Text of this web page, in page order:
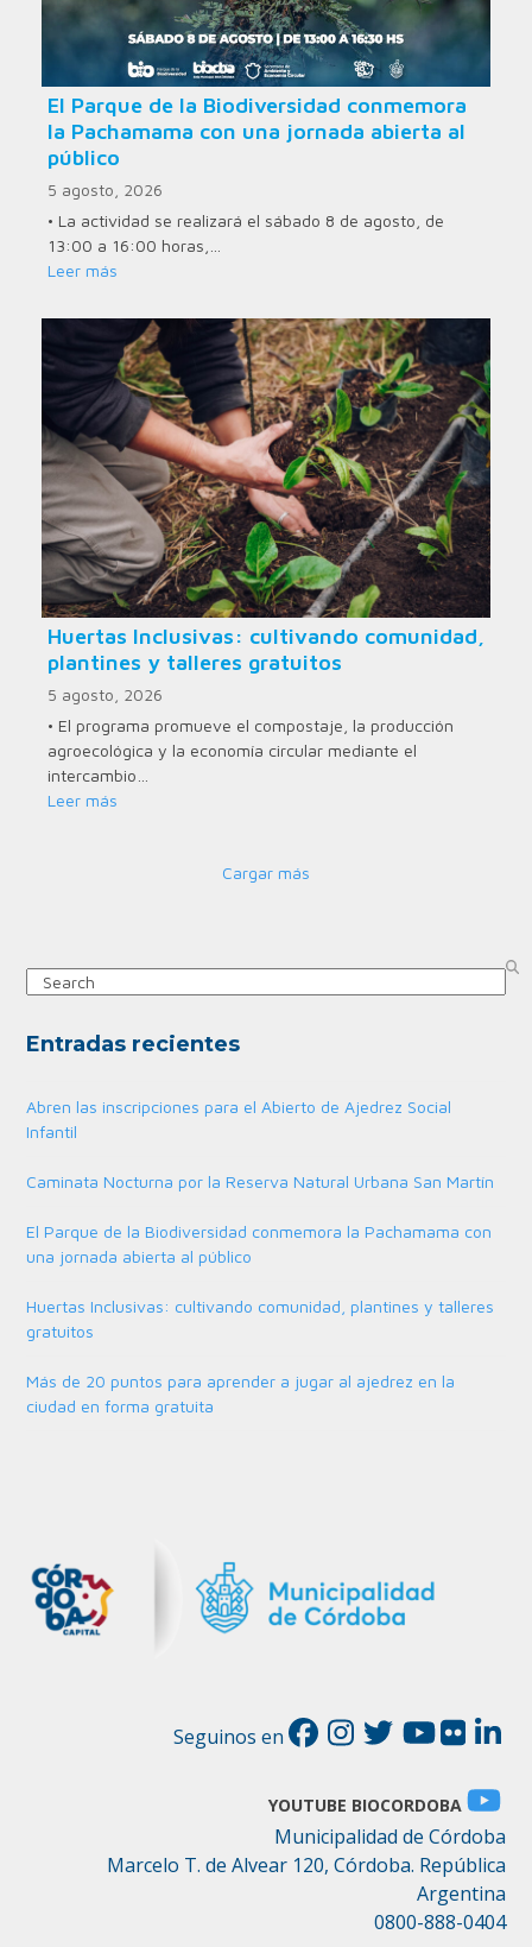
El Parque de la Biodiversidad conmemora
la Pachamama con una jornada abierta al
público
5 agosto, 2026
• La actividad se realizará el sábado 8 de agosto, de
13:00 a 16:00 horas,…
Leer más
Huertas Inclusivas: cultivando comunidad,
plantines y talleres gratuitos
5 agosto, 2026
• El programa promueve el compostaje, la producción
agroecológica y la economía circular mediante el
intercambio…
Leer más
Cargar más
Search
Entradas recientes
Abren las inscripciones para el Abierto de Ajedrez Social
Infantil
Caminata Nocturna por la Reserva Natural Urbana San Martín
El Parque de la Biodiversidad conmemora la Pachamama con
una jornada abierta al público
Huertas Inclusivas: cultivando comunidad, plantines y talleres
gratuitos
Más de 20 puntos para aprender a jugar al ajedrez en la
ciudad en forma gratuita
Seguinos en
YOUTUBE BIOCORDOBA
Municipalidad de Córdoba
Marcelo T. de Alvear 120, Córdoba. República
Argentina
0800-888-0404